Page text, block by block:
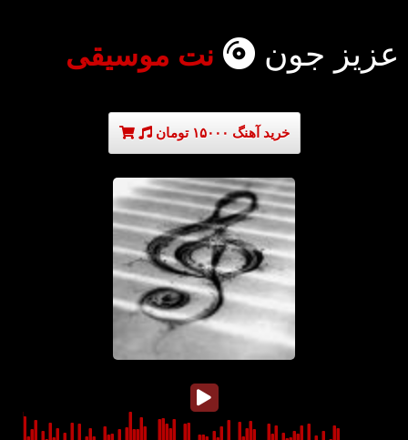
عزیز جون نت موسیقی
خرید آهنگ ۱۵۰۰۰ تومان